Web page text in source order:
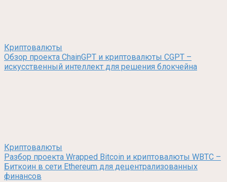
Криптовалюты
Обзор проекта ChainGPT и криптовалюты CGPT –
искусственный интеллект для решения блокчейна
Криптовалюты
Разбор проекта Wrapped Bitcoin и криптовалюты WBTC –
Биткоин в сети Ethereum для децентрализованных
финансов